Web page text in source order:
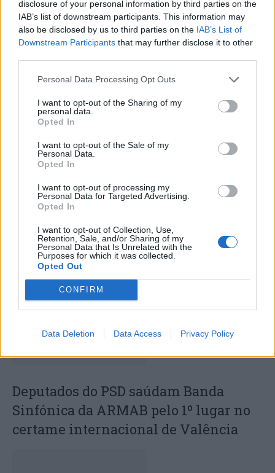
disclosure of your personal information by third parties on the
IAB’s list of downstream participants. This information may
also be disclosed by us to third parties on the IAB’s List of
Downstream Participants that may further disclose it to other
Personal Data Processing Opt Outs
I want to opt-out of the Sharing of my
personal data.
Opted In
I want to opt-out of the Sale of my
Personal Data.
Opted In
I want to opt-out of processing my
Personal Data for Targeted Advertising.
Opted In
I want to opt-out of Collection, Use,
Retention, Sale, and/or Sharing of my
Personal Data that Is Unrelated with the
Purposes for which it was collected.
Opted Out
CONFIRM
Data Deletion Data Access Privacy Policy
Psicólogos Portugueses.
Artigo anterior
Góis distinguido com
pela CCDR Centro
Próximo artigo
património em
Cantanhede
ARTIGOS RELACIONADOSMAIS DO AUTOR
Deputados do PSD saúdam Banda
Sinfónica da ARMAB pelo 1º lugar no
certame internacional de Valência